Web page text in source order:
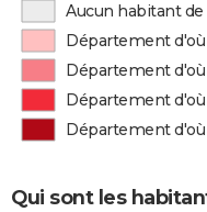
Aucun habitant
Département
Département
Département
Département
Qui sont les